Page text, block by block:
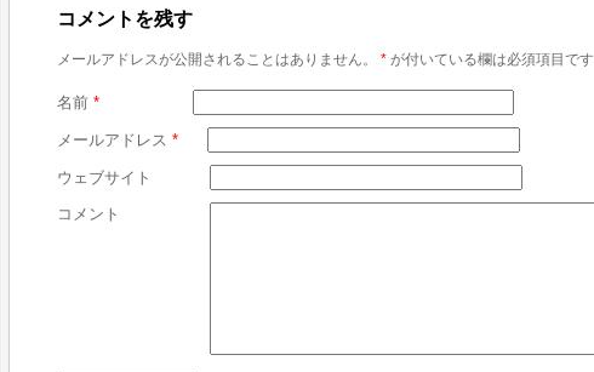
コメントを残す
メールアドレスが公開されることはありません。 * が付いている欄は必須項目です
名前 *
メールアドレス *
ウェブサイト
コメント